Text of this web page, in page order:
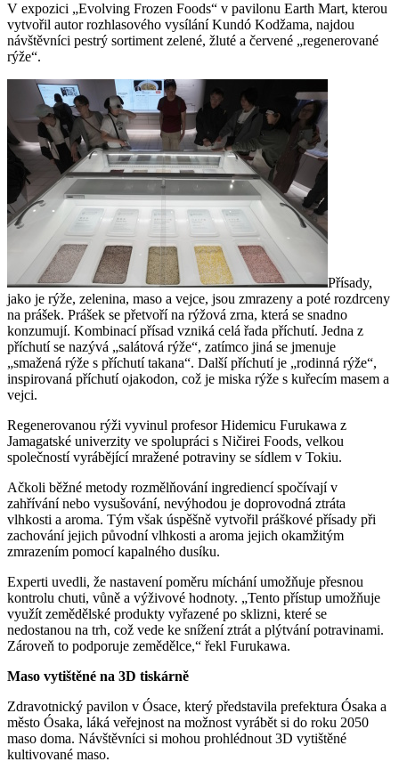
V expozici „Evolving Frozen Foods“ v pavilonu Earth Mart, kterou
vytvořil autor rozhlasového vysílání Kundó Kodžama, najdou
návštěvníci pestrý sortiment zelené, žluté a červené „regenerované
rýže“.
Přísady,
jako je rýže, zelenina, maso a vejce, jsou zmrazeny a poté rozdrceny
na prášek. Prášek se přetvoří na rýžová zrna, která se snadno
konzumují. Kombinací přísad vzniká celá řada příchutí. Jedna z
příchutí se nazývá „salátová rýže“, zatímco jiná se jmenuje
„smažená rýže s příchutí takana“. Další příchutí je „rodinná rýže“,
inspirovaná příchutí ojakodon, což je miska rýže s kuřecím masem a
vejci.
Regenerovanou rýži vyvinul profesor Hidemicu Furukawa z
Jamagatské univerzity ve spolupráci s Ničirei Foods, velkou
společností vyrábějící mražené potraviny se sídlem v Tokiu.
Ačkoli běžné metody rozmělňování ingrediencí spočívají v
zahřívání nebo vysušování, nevýhodou je doprovodná ztráta
vlhkosti a aroma. Tým však úspěšně vytvořil práškové přísady při
zachování jejich původní vlhkosti a aroma jejich okamžitým
zmrazením pomocí kapalného dusíku.
Experti uvedli, že nastavení poměru míchání umožňuje přesnou
kontrolu chuti, vůně a výživové hodnoty. „Tento přístup umožňuje
využít zemědělské produkty vyřazené po sklizni, které se
nedostanou na trh, což vede ke snížení ztrát a plýtvání potravinami.
Zároveň to podporuje zemědělce,“ řekl Furukawa.
Maso vytištěné na 3D tiskárně
Zdravotnický pavilon v Ósace, který představila prefektura Ósaka a
město Ósaka, láká veřejnost na možnost vyrábět si do roku 2050
maso doma. Návštěvníci si mohou prohlédnout 3D vytištěné
kultivované maso.